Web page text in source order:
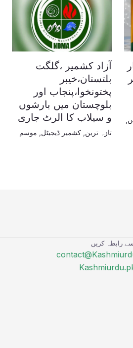
آزاد کشمیر ،گلگت
بلتستان،خیبر
پختونخوا،پنجاب اور
بلوچستان میں بارشوں
و سیلاب کا الرٹ جاری
تازہ ترین ,کشمیر ڈیجیٹل موسم
رابطہ کریں